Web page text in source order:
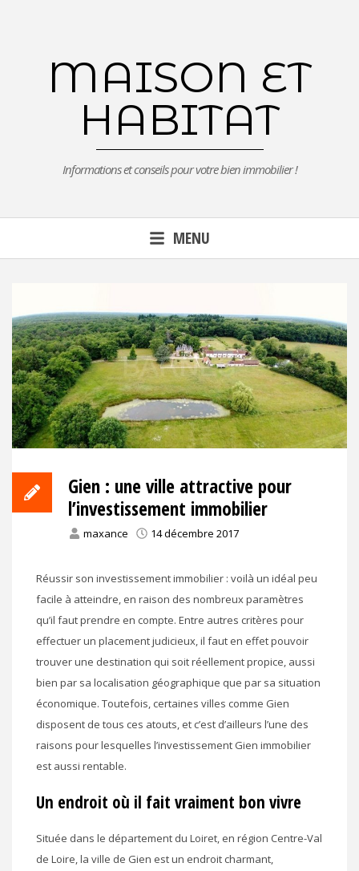
MAISON ET
HABITAT
Informations et conseils pour votre bien immobilier !
MENU
Gien : une ville attractive pour
l’investissement immobilier
maxance 14 décembre 2017
Réussir son investissement immobilier : voilà un idéal peu
facile à atteindre, en raison des nombreux paramètres
qu’il faut prendre en compte. Entre autres critères pour
effectuer un placement judicieux, il faut en effet pouvoir
trouver une destination qui soit réellement propice, aussi
bien par sa localisation géographique que par sa situation
économique. Toutefois, certaines villes comme Gien
disposent de tous ces atouts, et c’est d’ailleurs l’une des
raisons pour lesquelles l’investissement Gien immobilier
est aussi rentable.
Un endroit où il fait vraiment bon vivre
Située dans le département du Loiret, en région Centre-Val
de Loire, la ville de Gien est un endroit charmant,